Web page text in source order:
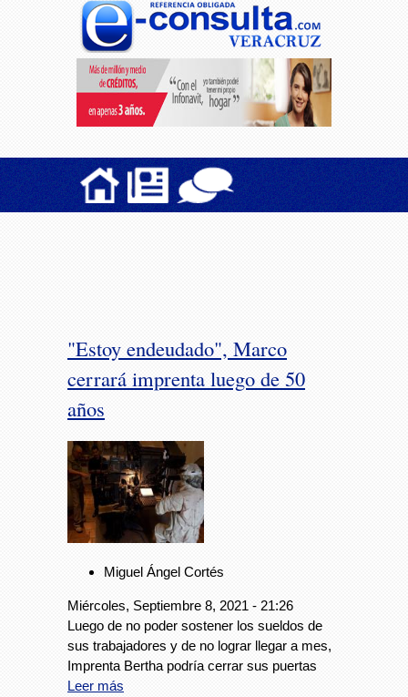
"Estoy endeudado", Marco
cerrará imprenta luego de 50
años
Miguel Ángel Cortés
Miércoles, Septiembre 8, 2021 - 21:26
Luego de no poder sostener los sueldos de
sus trabajadores y de no lograr llegar a mes,
Imprenta Bertha podría cerrar sus puertas
Leer más